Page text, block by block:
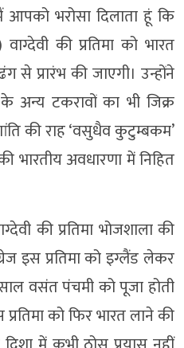
भरोसा दिलाता हूं कि
की प्रतिमा को भारत
से प्रारंभ की जाएगी। उन्होंने
अन्य टकरावों का भी जिक्र
की राह ‘वसुधैव कुटुम्बकम’
भारतीय अवधारणा में निहित
की प्रतिमा भोजशाला की
इस प्रतिमा को इग्लैंड लेकर
वसंत पंचमी को पूजा होती
को फिर भारत लाने की